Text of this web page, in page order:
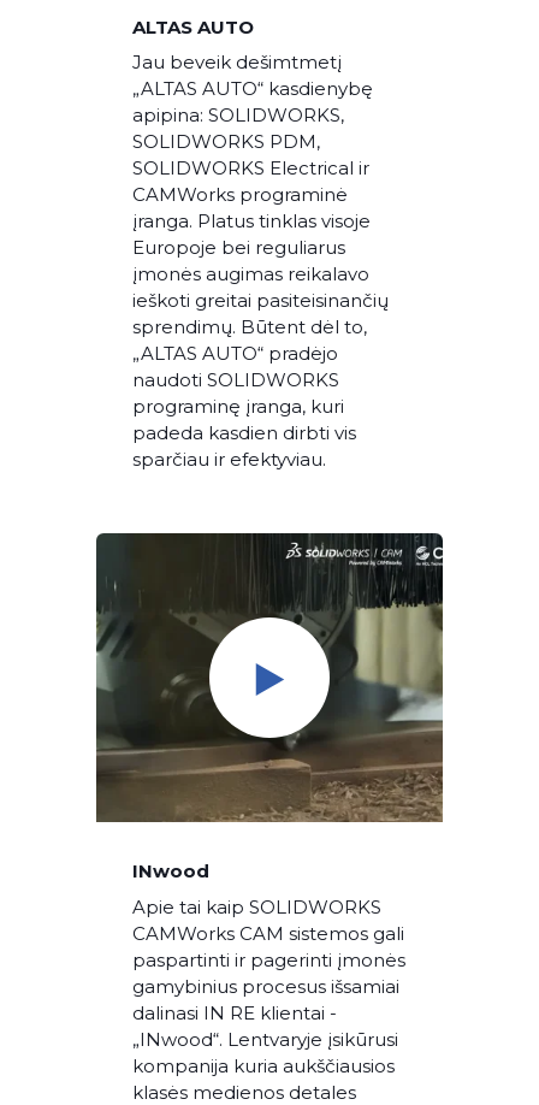
ALTAS AUTO
Jau beveik dešimtmetį
„ALTAS AUTO“ kasdienybę
apipina: SOLIDWORKS,
SOLIDWORKS PDM,
SOLIDWORKS Electrical ir
CAMWorks programinė
įranga. Platus tinklas visoje
Europoje bei reguliarus
įmonės augimas reikalavo
ieškoti greitai pasiteisinančių
sprendimų. Būtent dėl to,
„ALTAS AUTO“ pradėjo
naudoti SOLIDWORKS
programinę įranga, kuri
padeda kasdien dirbti vis
sparčiau ir efektyviau.
INwood
Apie tai kaip SOLIDWORKS
CAMWorks CAM sistemos gali
paspartinti ir pagerinti įmonės
gamybinius procesus išsamiai
dalinasi IN RE klientai -
„INwood“. Lentvaryje įsikūrusi
kompanija kuria aukščiausios
klasės medienos detales